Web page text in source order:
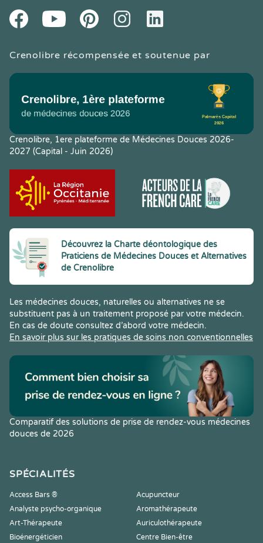
FacebookYoutube PinteresetInstagramLinkedIn
Crenolibre récompensée et soutenue par
Crenolibre, 1ere plateforme de Médecines Douces 2026-
2027 (Capital - Juin 2026)
Découvrez la Charte déontologique des
Praticiens de Médecines Douces et Alternatives
de Crenolibre
Les médecines douces, naturelles ou alternatives ne se
substituent pas à un traitement proposé par votre médecin.
En cas de doute consultez d’abord votre médecin.
En savoir plus sur les pratiques de soins non conventionnelles
Comparatif des solutions de prise de rendez-vous médecines
douces de 2026
SPÉCIALITÉS
Access Bars ®
Acupuncteur
Analyste psycho-organique
Aromathérapeute
Art-Thérapeute
Auriculothérapeute
Bioénergéticien
Centre Bien-être